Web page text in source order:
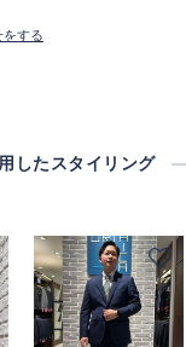
する
したスタイリング